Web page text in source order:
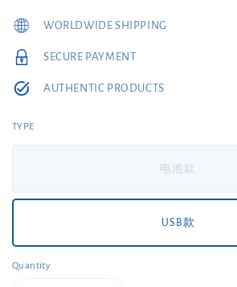
WORLDWIDE SHIPPING
SECURE PAYMENT
AUTHENTIC PRODUCTS
TYPE
电池款
USB款
Quantity